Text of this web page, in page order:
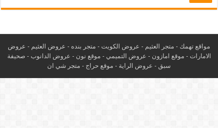
مواقع تهمك - متجر العثيم - عروض الكويت - متجر بنده - عروض العثيم - عروض
الامارات - موقع امازون - عروض التميمي - موقع نون - عروض الدانوب - صحيفة
سبق - عروض الراية - موقع حراج - متجر شي ان